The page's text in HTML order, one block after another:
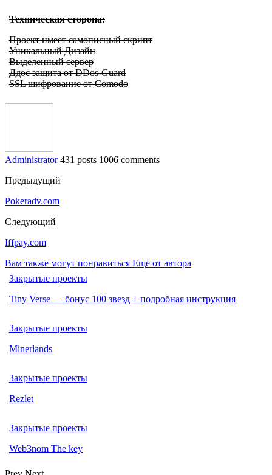
Техническая сторона:
Проект имеет самописный скрипт
Уникальный Дизайн
Выделенный сервер
Ддос защита от DDos-Guard
SSL шифрование от Comodo
Administrator 431 posts 1006 comments
Предыдущий
Pokeradv.com
Следующий
Iffpay.com
Вам также могут понравиться Еще от автора
Закрытые проекты
Tiny Verse — бонус 100 звезд + подробная инструкция
Закрытые проекты
Minerlands
Закрытые проекты
Rezlet
Закрытые проекты
Web3nom The key